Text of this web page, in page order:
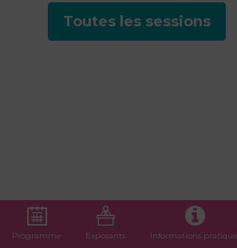
Toutes les sessions
Programme Exposants Informations